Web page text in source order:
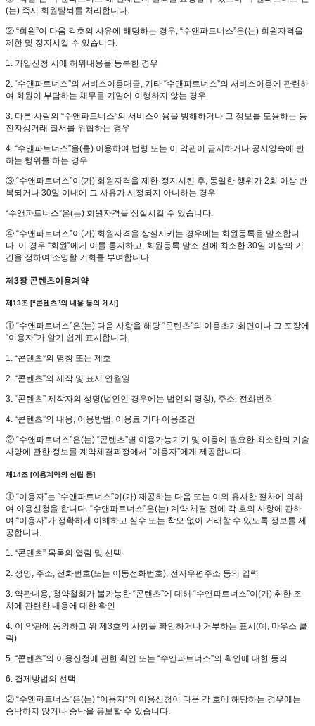
(는) 즉시 회원탈퇴를 처리합니다.
② “회원”이 다음 각호의 사유에 해당하는 경우, “수앤파트너스”은(는) 회원자격을
제한 및 정지시킬 수 있습니다.
1. 가입신청 시에 허위내용을 등록한 경우
2. “수앤파트너스”의 서비스이용대금, 기타 “수앤파트너스”의 서비스이용에 관련하
여 회원이 부담하는 채무를 기일에 이행하지 않는 경우
3. 다른 사람의 “수앤파트너스”의 서비스이용을 방해하거나 그 정보를 도용하는 등
전자상거래 질서를 위협하는 경우
4. “수앤파트너스”을(를) 이용하여 법령 또는 이 약관이 금지하거나 공서양속에 반
하는 행위를 하는 경우
③ “수앤파트너스”이(가) 회원자격을 제한·정지시킨 후, 동일한 행위가 2회 이상 반
복되거나 30일 이내에 그 사유가 시정되지 아니하는 경우
“수앤파트너스”은(는) 회원자격을 상실시킬 수 있습니다.
④ “수앤파트너스”이(가) 회원자격을 상실시키는 경우에는 회원등록을 말소합니
다. 이 경우 “회원”에게 이를 통지하고, 회원등록 말소 전에 최소한 30일 이상의 기
간을 정하여 소명할 기회를 부여합니다.
제3장 콘텐츠이용계약
제13조 [“콘텐츠”의 내용 등의 게시]
① “수앤파트너스”은(는) 다음 사항을 해당 “콘텐츠”의 이용초기화면이나 그 포장에
“이용자”가 알기 쉽게 표시합니다.
1. “콘텐츠”의 명칭 또는 제호
2. “콘텐츠”의 제작 및 표시 연월일
3. “콘텐츠” 제작자의 성명(법인인 경우에는 법인의 명칭), 주소, 전화번호
4. “콘텐츠”의 내용, 이용방법, 이용료 기타 이용조건
② “수앤파트너스”은(는) “콘텐츠”별 이용가능기기 및 이용에 필요한 최소한의 기술
사양에 관한 정보를 계약체결과정에서 “이용자”에게 제공합니다.
제14조 [이용계약의 성립 등]
① “이용자”는 “수앤파트너스”이(가) 제공하는 다음 또는 이와 유사한 절차에 의하
여 이용신청을 합니다. “수앤파트너스”은(는) 계약 체결 전에 각 호의 사항에 관하
여 “이용자”가 정확하게 이해하고 실수 또는 착오 없이 거래할 수 있도록 정보를 제
공합니다.
1. “콘텐츠” 목록의 열람 및 선택
2. 성명, 주소, 전화번호(또는 이동전화번호), 전자우편주소 등의 입력
3. 약관내용, 청약철회가 불가능한 “콘텐츠”에 대해 “수앤파트너스”이(가) 취한 조
치에 관련한 내용에 대한 확인
4. 이 약관에 동의하고 위 제3호의 사항을 확인하거나 거부하는 표시(예, 마우스 클
릭)
5. “콘텐츠”의 이용신청에 관한 확인 또는 “수앤파트너스”의 확인에 대한 동의
6. 결제방법의 선택
② “수앤파트너스”은(는) “이용자”의 이용신청이 다음 각 호에 해당하는 경우에는
승낙하지 않거나 승낙을 유보할 수 있습니다.